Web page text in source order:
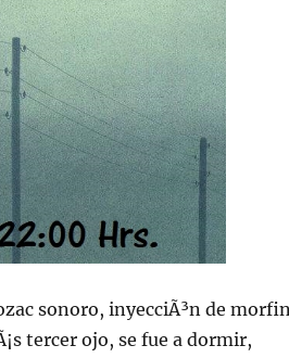
sonoro, inyecciÃ³n de
tercer ojo, se fue a dormir,